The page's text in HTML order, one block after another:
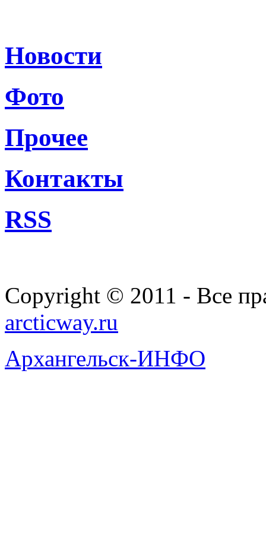
Новости
Фото
Прочее
Контакты
RSS
Copyright © 2011 - Все
arcticway.ru
Архангельск-ИНФО